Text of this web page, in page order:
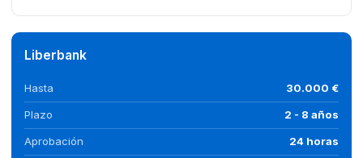
Liberbank
Hasta 30.000 €
Plazo 2 - 8 años
Aprobación 24 horas